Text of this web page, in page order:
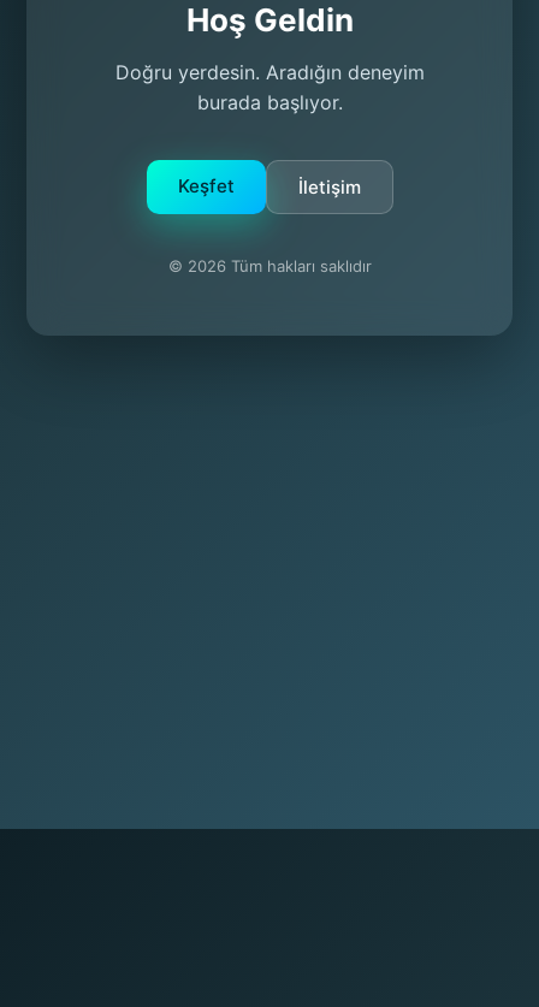
Hoş Geldin
Doğru yerdesin. Aradığın deneyim
burada başlıyor.
Keşfet İletişim
© 2026 Tüm hakları saklıdır